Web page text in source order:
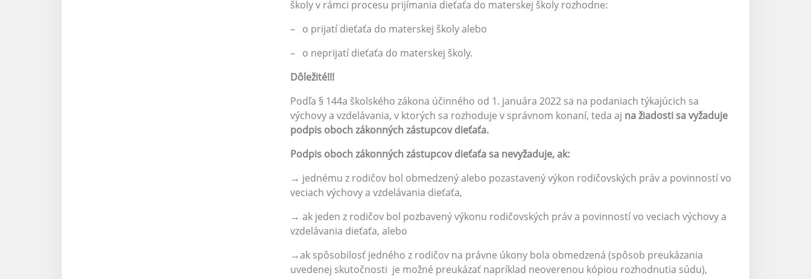
školy v rámci procesu prijímania dieťaťa do materskej školy rozhodne:
– o prijatí dieťaťa do materskej školy alebo
– o neprijatí dieťaťa do materskej školy.
Dôležité!!!
Podľa § 144a školského zákona účinného od 1. januára 2022 sa na podaniach týkajúcich sa
výchovy a vzdelávania, v ktorých sa rozhoduje v správnom konaní, teda aj na žiadosti sa vyžaduje
podpis oboch zákonných zástupcov dieťaťa.
Podpis oboch zákonných zástupcov dieťaťa sa nevyžaduje, ak:
→ jednému z rodičov bol obmedzený alebo pozastavený výkon rodičovských práv a povinností vo
veciach výchovy a vzdelávania dieťaťa,
→ ak jeden z rodičov bol pozbavený výkonu rodičovských práv a povinností vo veciach výchovy a
vzdelávania dieťaťa, alebo
→ak spôsobilosť jedného z rodičov na právne úkony bola obmedzená (spôsob preukázania
uvedenej skutočnosti je možné preukázať napríklad neoverenou kópiou rozhodnutia súdu),